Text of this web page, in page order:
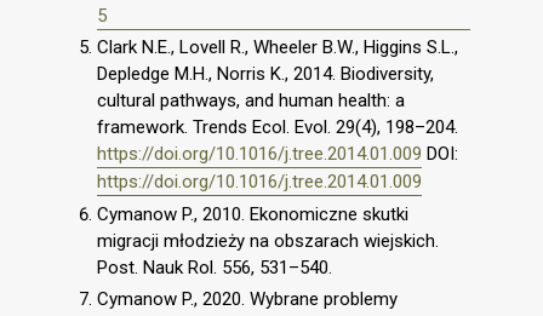
5
Clark N.E., Lovell R., Wheeler B.W., Higgins S.L.,
Depledge M.H., Norris K., 2014. Biodiversity,
cultural pathways, and human health: a
framework. Trends Ecol. Evol. 29(4), 198–204.
https://doi.org/10.1016/j.tree.2014.01.009 DOI:
https://doi.org/10.1016/j.tree.2014.01.009
Cymanow P., 2010. Ekonomiczne skutki
migracji młodzieży na obszarach wiejskich.
Post. Nauk Rol. 556, 531–540.
Cymanow P., 2020. Wybrane problemy